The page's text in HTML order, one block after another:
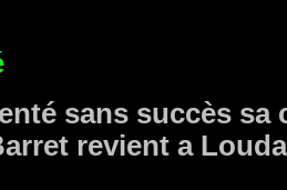
sans succès sa
revient a